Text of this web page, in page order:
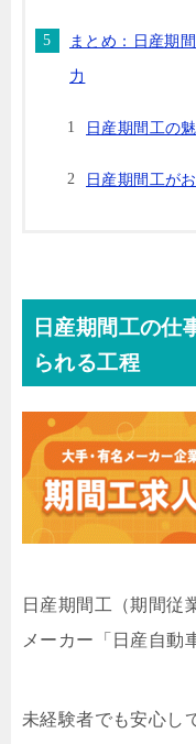
まとめ：日産期
力
日産期間工の
日産期間工が
日産期間工の仕
られる工程
日産期間工（期間従
メーカー「日産自動
未経験者でも安心し